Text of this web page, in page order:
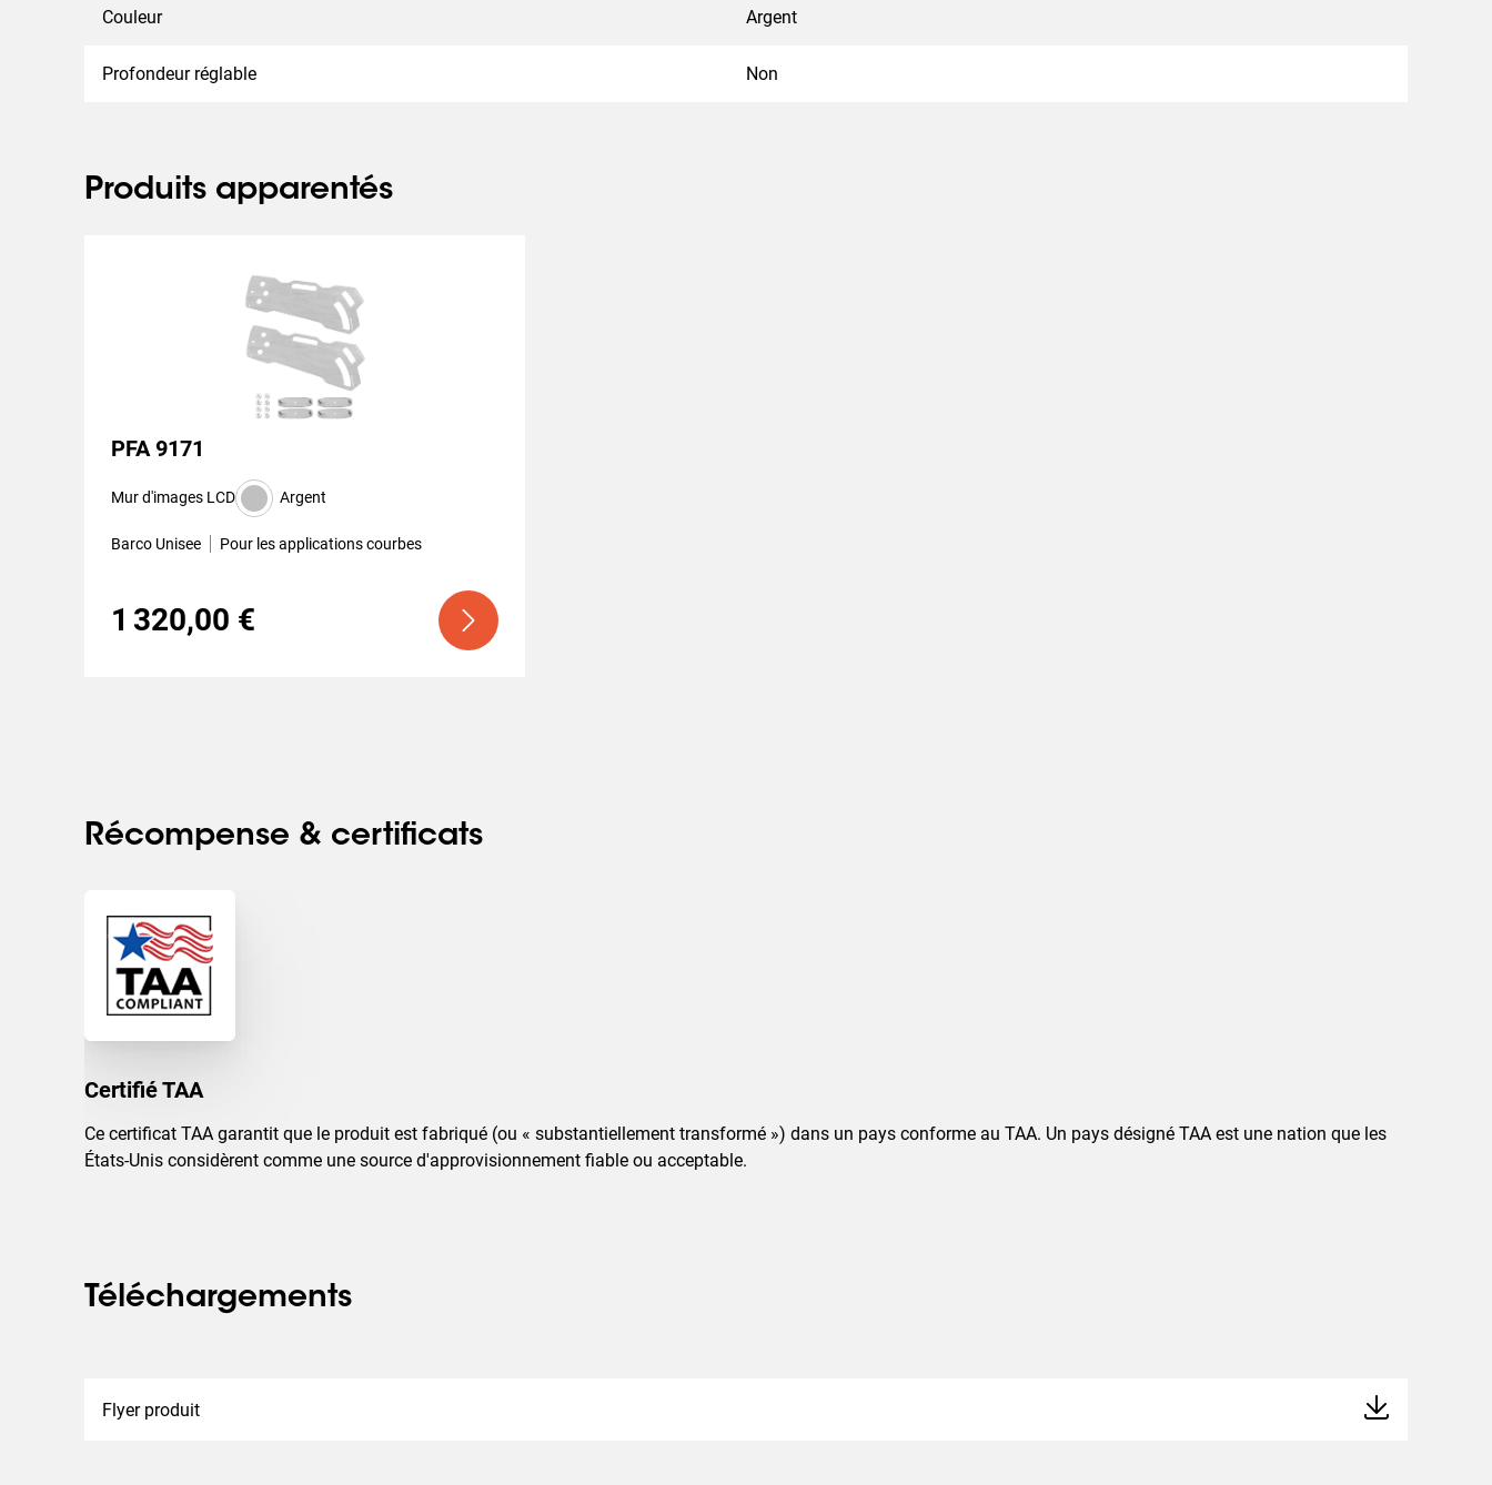
Couleur Argent
Profondeur réglable Non
Produits apparentés
PFA 9171
Mur d'images LCD Argent
Barco Unisee Pour les applications courbes
1 320,00 €
Récompense & certificats
Certifié TAA
Ce certificat TAA garantit que le produit est fabriqué (ou « substantiellement transformé ») dans un pays conforme au TAA. Un pays désigné TAA est une nation que les
États-Unis considèrent comme une source d'approvisionnement fiable ou acceptable.
Téléchargements
Flyer produit